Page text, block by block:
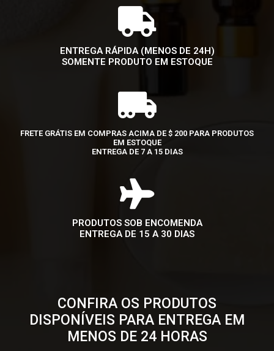
ENTREGA RÁPIDA (MENOS DE 24H)
SOMENTE PRODUTO EM ESTOQUE
FRETE GRÁTIS EM COMPRAS ACIMA DE $ 200 PARA PRODUTOS
EM ESTOQUE
ENTREGA DE 7 A 15 DIAS
PRODUTOS SOB ENCOMENDA
ENTREGA DE 15 A 30 DIAS
CONFIRA OS PRODUTOS
DISPONÍVEIS PARA ENTREGA EM
MENOS DE 24 HORAS